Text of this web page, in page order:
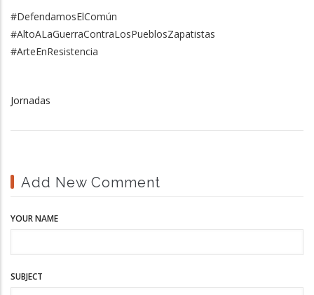
#DefendamosElComún
#AltoALaGuerraContraLosPueblosZapatistas
#ArteEnResistencia
Jornadas
Add New Comment
YOUR NAME
SUBJECT